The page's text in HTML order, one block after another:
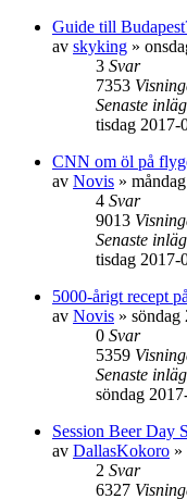
Guide till
av skyking »
3 Svar
7353
Senaste
tisdag 2017-
CNN om öl på
av Novis »
4 Svar
9013
Senaste
tisdag 2017-
5000-årigt recept
av Novis » söndag
0 Svar
5359
Senaste
söndag
Session Beer Day
av DallasKokoro »
2 Svar
6327